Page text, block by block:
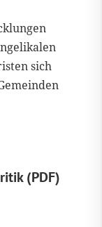
sich
(PDF)